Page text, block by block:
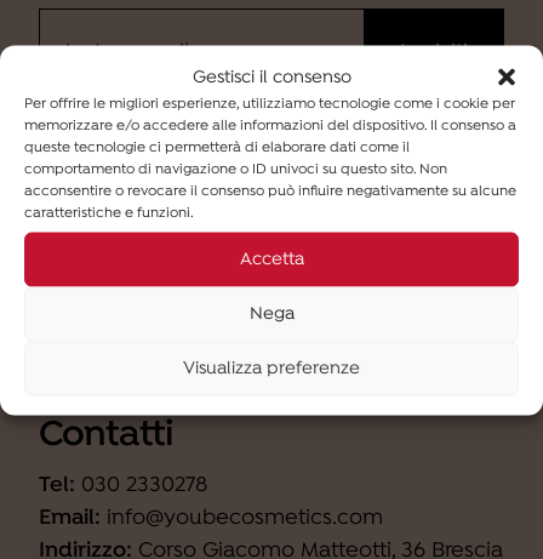
Gestisci il consenso
Per offrire le migliori esperienze, utilizziamo tecnologie come i cookie per
memorizzare e/o accedere alle informazioni del dispositivo. Il consenso a
queste tecnologie ci permetterà di elaborare dati come il
comportamento di navigazione o ID univoci su questo sito. Non
acconsentire o revocare il consenso può influire negativamente su alcune
caratteristiche e funzioni.
Accetta
Nega
Visualizza preferenze
Ho lettol'informativae desidero iscrivermi alla
newsletter (finalità b).
Contatti
Tel: 030 2330278
Email: info@youbecosmetics.com
Indirizzo: Corso Giacomo Matteotti, 36 Brescia